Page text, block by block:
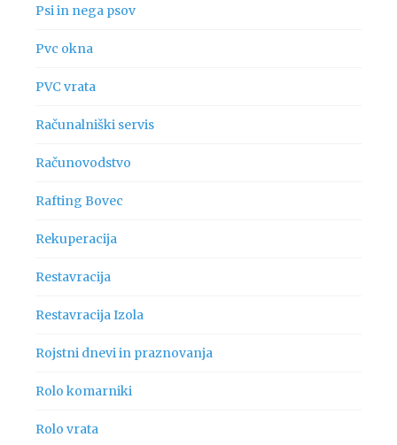
Psi in nega psov
Pvc okna
PVC vrata
Računalniški servis
Računovodstvo
Rafting Bovec
Rekuperacija
Restavracija
Restavracija Izola
Rojstni dnevi in praznovanja
Rolo komarniki
Rolo vrata